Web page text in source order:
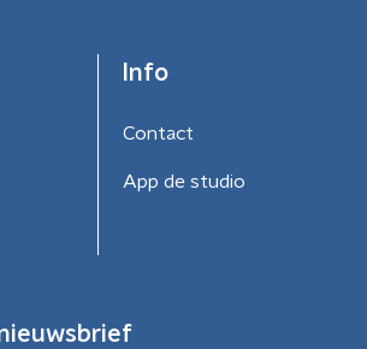
Info
Contact
App de studio
nieuwsbrief